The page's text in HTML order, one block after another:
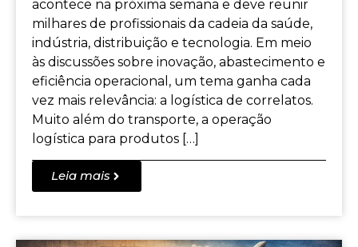
acontece na próxima semana e deve reunir
milhares de profissionais da cadeia da saúde,
indústria, distribuição e tecnologia. Em meio
às discussões sobre inovação, abastecimento e
eficiência operacional, um tema ganha cada
vez mais relevância: a logística de correlatos.
Muito além do transporte, a operação
logística para produtos […]
Leia mais